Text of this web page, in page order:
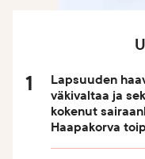
Lapsuuden
väkivaltaa ja
kokenut
Haapakorva